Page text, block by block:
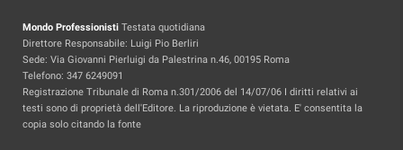
Mondo Professionisti Testata quotidiana
Direttore Responsabile: Luigi Pio Berliri
Sede: Via Giovanni Pierluigi da Palestrina n.46, 00195 Roma
Telefono: 347 6249091
Registrazione Tribunale di Roma n.301/2006 del 14/07/06 I diritti relativi ai
testi sono di proprietà dell'Editore. La riproduzione è vietata. E' consentita la
copia solo citando la fonte